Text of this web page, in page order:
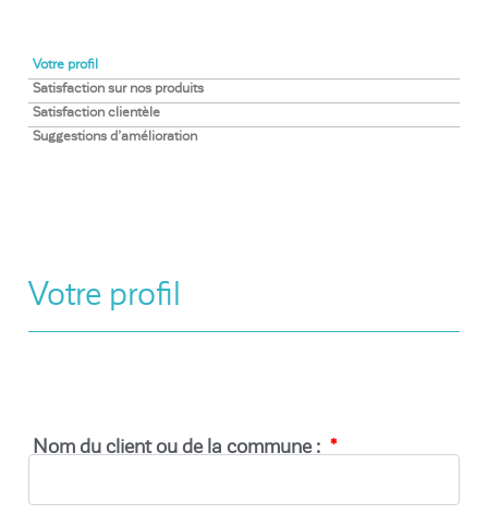
Votre profil
Satisfaction sur nos produits
Satisfaction clientèle
Suggestions d’amélioration
Votre profil
Nom du client ou de la commune :